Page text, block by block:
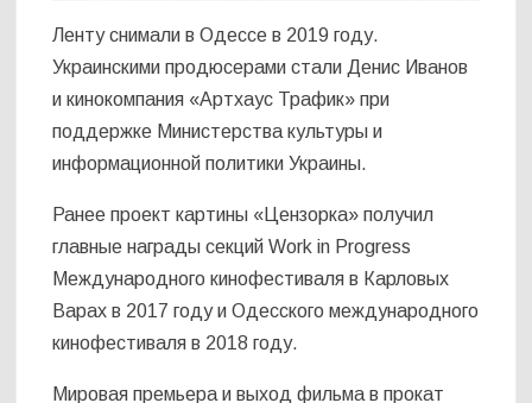
Ленту снимали в Одессе в 2019 году.
Украинскими продюсерами стали Денис Иванов
и кинокомпания «Артхаус Трафик» при
поддержке Министерства культуры и
информационной политики Украины.
Ранее проект картины «Цензорка» получил
главные награды секций Work in Progress
Международного кинофестиваля в Карловых
Варах в 2017 году и Одесского международного
кинофестиваля в 2018 году.
Мировая премьера и выход фильма в прокат